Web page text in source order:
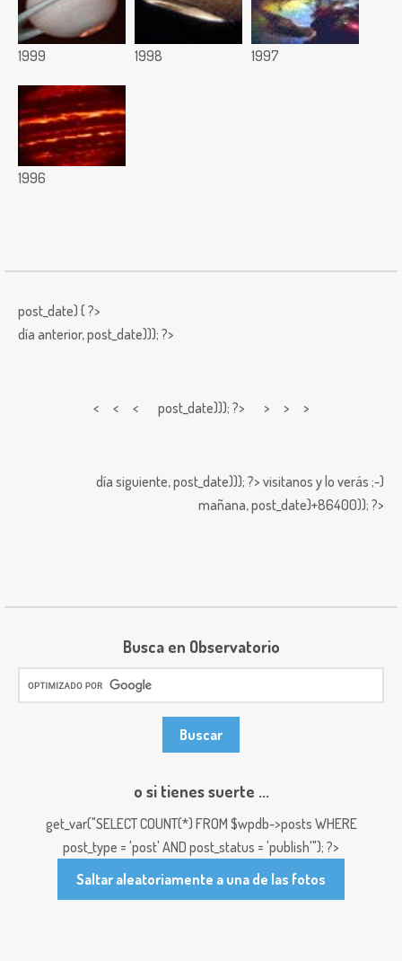
1999 1998 1997
1996
post_date) { ?>
día anterior,post_date))); ?>
< < < post_date))); ?> > > >
día siguiente,post_date))); ?> visitanos y lo verás ;-)
mañana,post_date)+86400)); ?>
Busca en Observatorio
o si tienes suerte ...
get_var("SELECT COUNT(*) FROM $wpdb->posts WHERE
post_type = 'post' AND post_status = 'publish'"); ?>
Saltar aleatoriamente a una de las fotos